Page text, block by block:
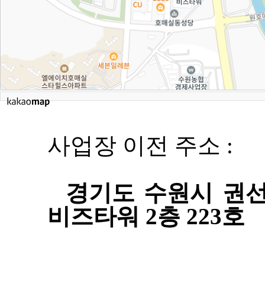
사업장 이전 주소 :
경기도 수원시 권
비즈타워 2층 223호